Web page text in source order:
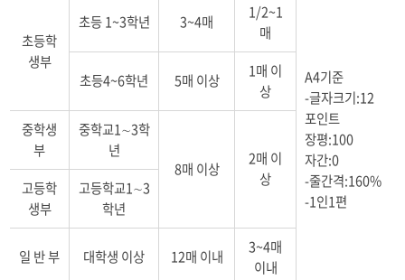
초등학
생부
초등 1~3학년 3~4매
1/2~1
매
A4기준
-글자크기:12
포인트
장평:100
자간:0
-줄간격:160%
-1인1편
초등4~6학년 5매 이상
1매 이
상
중학생
부
중학교1∼3학
년
8매 이상
2매 이
상
고등학
생부
고등학교1∼3
학년
일 반 부 대학생 이상 12매 이내
3~4매
이내